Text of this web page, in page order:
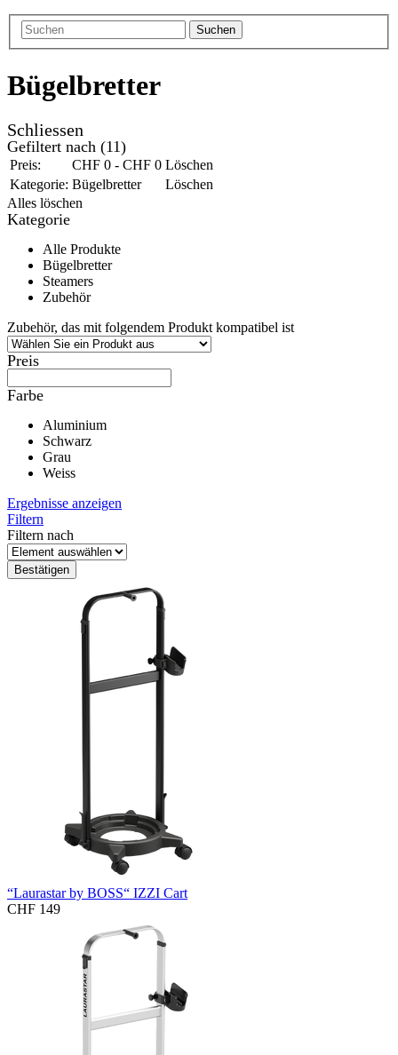
Suchen
Bügelbretter
Schliessen
Gefiltert nach (11)
Preis: CHF 0 - CHF 0 Löschen
Kategorie: Bügelbretter
Löschen
Alles löschen
Kategorie
Alle Produkte
Bügelbretter
Steamers
Zubehör
Zubehör, das mit folgendem Produkt kompatibel ist
Preis
Farbe
Aluminium
Schwarz
Grau
Weiss
Ergebnisse anzeigen
Filtern
Filtern nach
Bestätigen
“Laurastar by BOSS“ IZZI Cart
CHF 149